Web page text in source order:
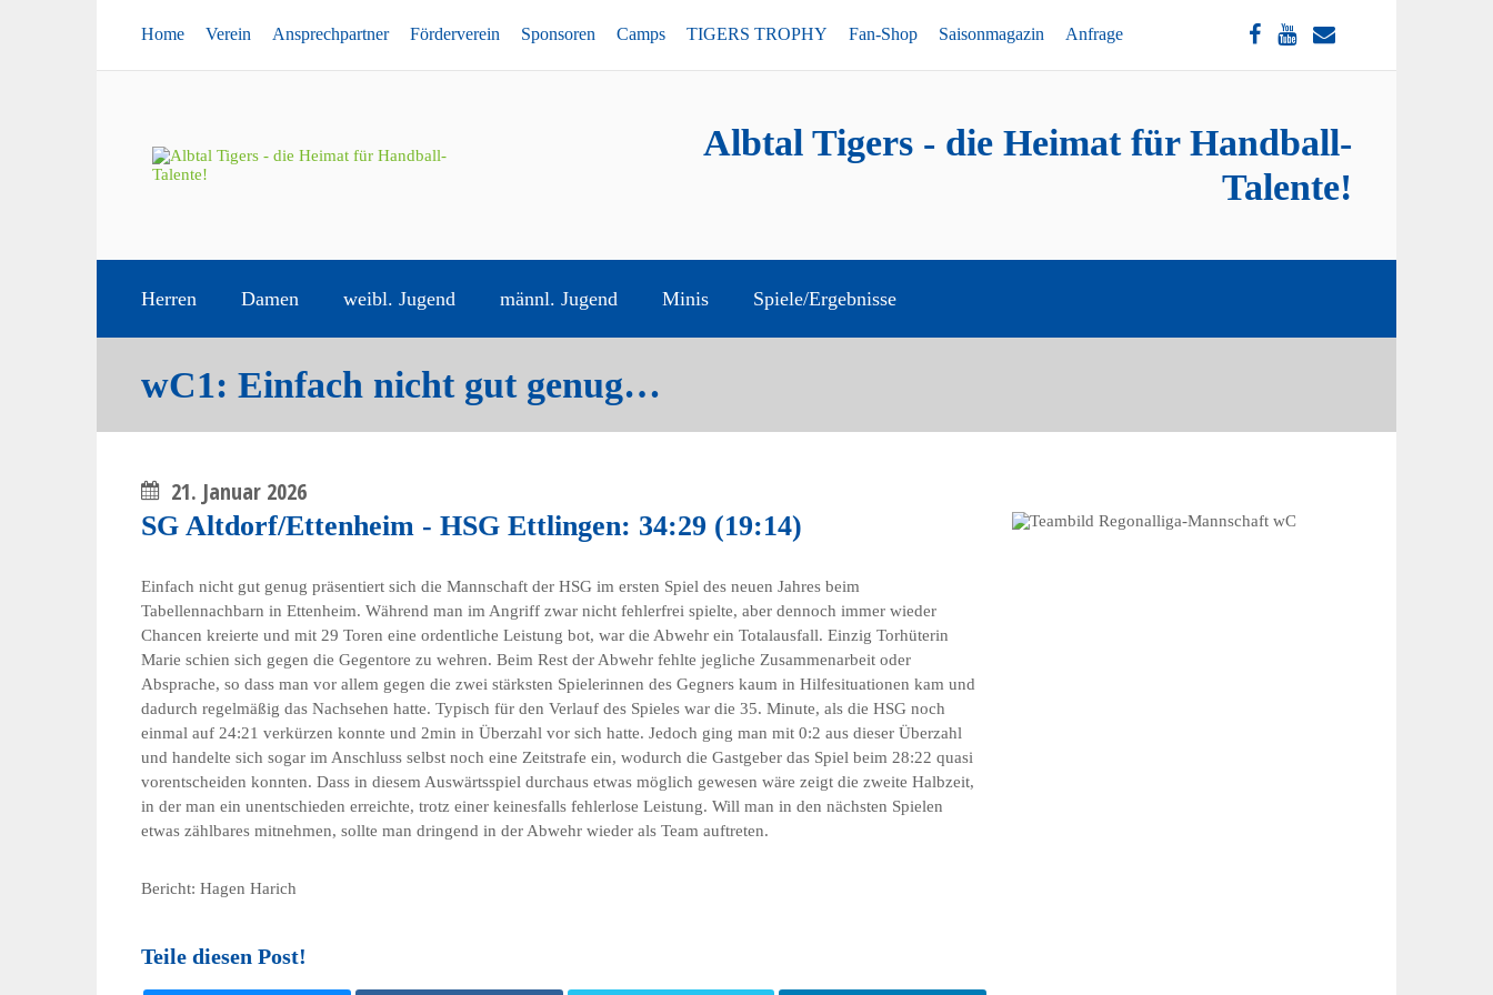
Home Verein Ansprechpartner Förderverein Sponsoren Camps TIGERS TROPHY Fan-Shop Saisonmagazin Anfrage
Albtal Tigers - die Heimat für Handball-
Talente!
Herren Damen weibl. Jugend männl. Jugend Minis Spiele/Ergebnisse
wC1: Einfach nicht gut genug…
21. Januar 2026
SG Altdorf/Ettenheim - HSG Ettlingen: 34:29 (19:14)
Einfach nicht gut genug präsentiert sich die Mannschaft der HSG im ersten Spiel des neuen Jahres beim
Tabellennachbarn in Ettenheim. Während man im Angriff zwar nicht fehlerfrei spielte, aber dennoch immer wieder
Chancen kreierte und mit 29 Toren eine ordentliche Leistung bot, war die Abwehr ein Totalausfall. Einzig Torhüterin
Marie schien sich gegen die Gegentore zu wehren. Beim Rest der Abwehr fehlte jegliche Zusammenarbeit oder
Absprache, so dass man vor allem gegen die zwei stärksten Spielerinnen des Gegners kaum in Hilfesituationen kam und
dadurch regelmäßig das Nachsehen hatte. Typisch für den Verlauf des Spieles war die 35. Minute, als die HSG noch
einmal auf 24:21 verkürzen konnte und 2min in Überzahl vor sich hatte. Jedoch ging man mit 0:2 aus dieser Überzahl
und handelte sich sogar im Anschluss selbst noch eine Zeitstrafe ein, wodurch die Gastgeber das Spiel beim 28:22 quasi
vorentscheiden konnten. Dass in diesem Auswärtsspiel durchaus etwas möglich gewesen wäre zeigt die zweite Halbzeit,
in der man ein unentschieden erreichte, trotz einer keinesfalls fehlerlose Leistung. Will man in den nächsten Spielen
etwas zählbares mitnehmen, sollte man dringend in der Abwehr wieder als Team auftreten.
Bericht: Hagen Harich
Teile diesen Post!